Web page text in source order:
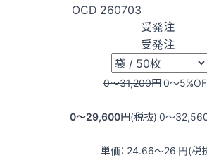
OCD 260703
受発注
受発注
0〜31,200円0〜5
0〜29,600円(税抜) 0〜
単価： 24.66〜26 円(税